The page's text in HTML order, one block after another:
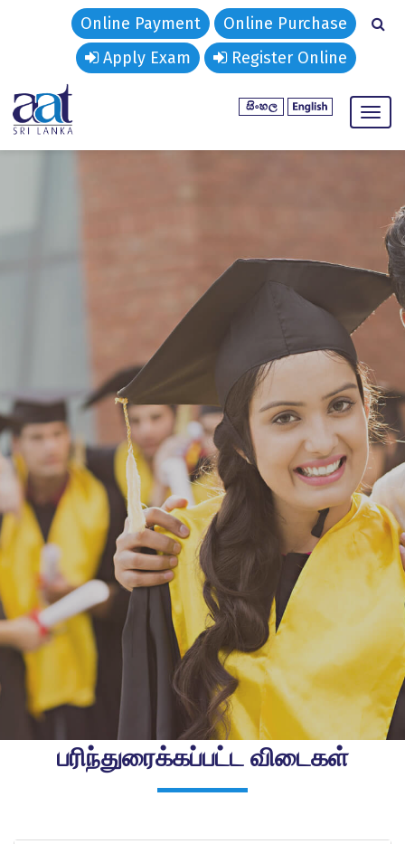
Online Purchase
Online Payment
Register Online
Apply Exam
பரிந்துரைக்கப்பட்ட விடைகள்